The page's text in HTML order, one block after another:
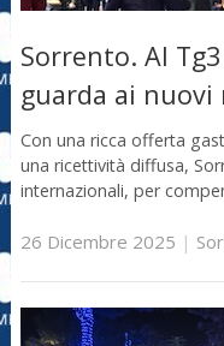
Sorrento. Al
guarda ai nuovi
Con una ricca offerta
una ricettività diffusa,
internazionali, per
26 Dicembre 2025 |